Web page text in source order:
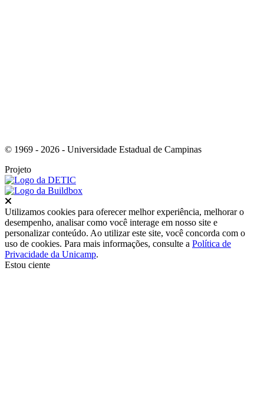
© 1969 - 2026 - Universidade Estadual de Campinas
Projeto
Utilizamos cookies para oferecer melhor experiência, melhorar o
desempenho, analisar como você interage em nosso site e
personalizar conteúdo. Ao utilizar este site, você concorda com o
uso de cookies. Para mais informações, consulte a Política de
Privacidade da Unicamp.
Estou ciente